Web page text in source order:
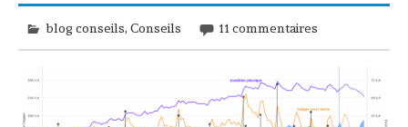
blog conseils,Conseils 11 commentaires